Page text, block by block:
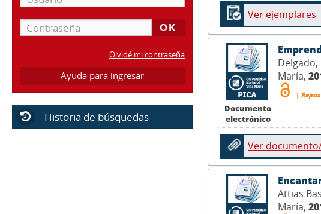
Olvidé mi contraseña
Ayuda para ingresar
Historia de búsquedas
Ver ejemplares
Documento
electrónico
María,
|
Ver
Attias
María,